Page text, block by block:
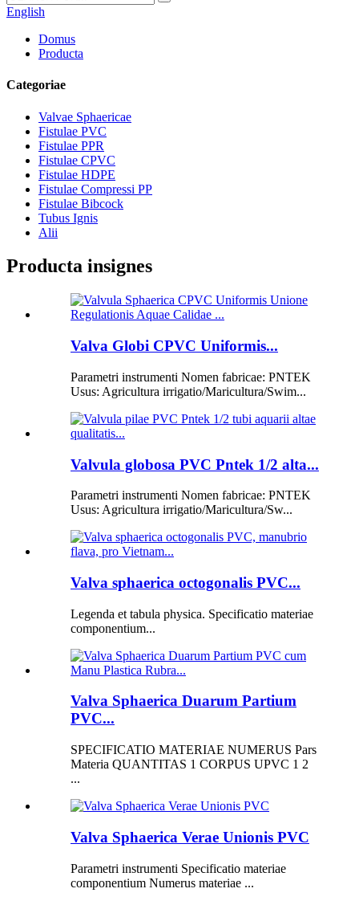
English
Domus
Producta
Categoriae
Valvae Sphaericae
Fistulae PVC
Fistulae PPR
Fistulae CPVC
Fistulae HDPE
Fistulae Compressi PP
Fistulae Bibcock
Tubus Ignis
Alii
Producta insignes
Valva Globi CPVC Uniformis...
Parametri instrumenti Nomen fabricae: PNTEK
Usus: Agricultura irrigatio/Maricultura/Swim...
Valvula globosa PVC Pntek 1/2 alta...
Parametri instrumenti Nomen fabricae: PNTEK
Usus: Agricultura irrigatio/Maricultura/Sw...
Valva sphaerica octogonalis PVC...
Legenda et tabula physica. Specificatio materiae
componentium...
Valva Sphaerica Duarum Partium
PVC...
SPECIFICATIO MATERIAE NUMERUS Pars
Materia QUANTITAS 1 CORPUS UPVC 1 2
...
Valva Sphaerica Verae Unionis PVC
Parametri instrumenti Specificatio materiae
componentium Numerus materiae ...